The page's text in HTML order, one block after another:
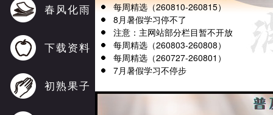
春风化雨
下载资料
初熟果子
每周精选（260810-260815）
8月暑假学习停不了
注意：主网站部分栏目暂不开放
每周精选（260803-260808）
每周精选（260727-260801）
7月暑假学习不停步